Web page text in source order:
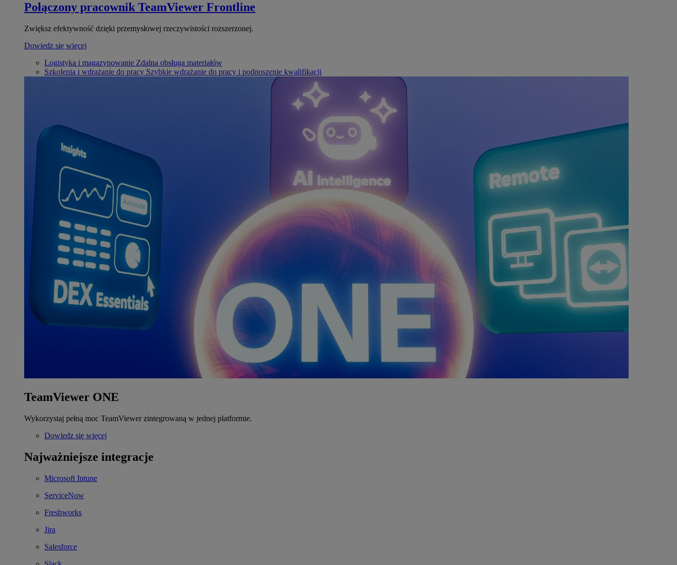
Połączony pracownik TeamViewer Frontline
Zwiększ efektywność dzięki przemysłowej rzeczywistości rozszerzonej.
Dowiedz się więcej
Logistyka i magazynowanie Zdalna obsługa materiałów
Szkolenia i wdrażanie do pracy Szybkie wdrażanie do pracy i podnoszenie kwalifikacji
TeamViewer ONE
Wykorzystaj pełną moc TeamViewer zintegrowaną w jednej platformie.
Dowiedz się więcej
Najważniejsze integracje
Microsoft Intune
ServiceNow
Freshworks
Jira
Salesforce